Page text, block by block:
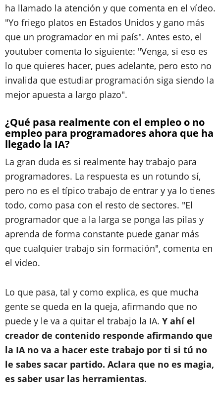
ha llamado la atención y que comenta en el vídeo.
"Yo friego platos en Estados Unidos y gano más
que un programador en mi país". Antes esto, el
youtuber comenta lo siguiente: "Venga, si eso es
lo que quieres hacer, pues adelante, pero esto no
invalida que estudiar programación siga siendo la
mejor apuesta a largo plazo".
¿Qué pasa realmente con el empleo o no
empleo para programadores ahora que ha
llegado la IA?
La gran duda es si realmente hay trabajo para
programadores. La respuesta es un rotundo sí,
pero no es el típico trabajo de entrar y ya lo tienes
todo, como pasa con el resto de sectores. "El
programador que a la larga se ponga las pilas y
aprenda de forma constante puede ganar más
que cualquier trabajo sin formación", comenta en
el video.
Lo que pasa, tal y como explica, es que mucha
gente se queda en la queja, afirmando que no
puede y le va a quitar el trabajo la IA. Y ahí el
creador de contenido responde afirmando que
la IA no va a hacer este trabajo por ti si tú no
le sabes sacar partido. Aclara que no es magia,
es saber usar las herramientas.